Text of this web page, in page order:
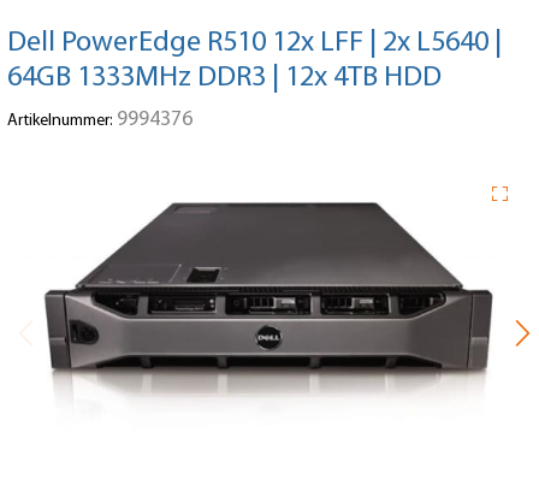
Dell PowerEdge R510 12x LFF | 2x L5640 |
64GB 1333MHz DDR3 | 12x 4TB HDD
Artikelnummer: 9994376